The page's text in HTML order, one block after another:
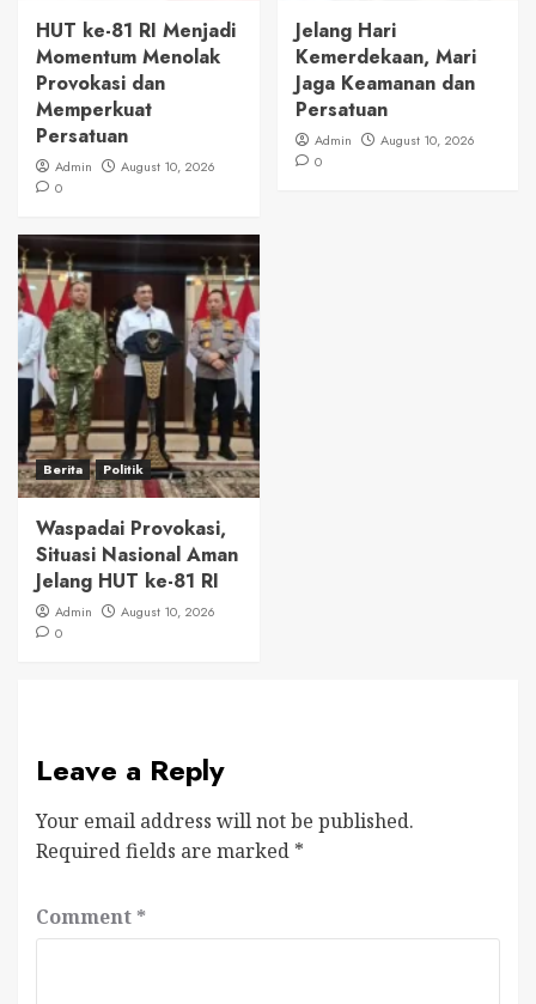
HUT ke-81 RI Menjadi
Momentum Menolak
Provokasi dan
Memperkuat
Persatuan
Admin
August 10, 2026
0
Jelang Hari
Kemerdekaan, Mari
Jaga Keamanan dan
Persatuan
Admin
August 10, 2026
0
Berita Politik
Waspadai Provokasi,
Situasi Nasional Aman
Jelang HUT ke-81 RI
Admin
August 10, 2026
0
Leave a Reply
Your email address will not be published.
Required fields are marked *
Comment *